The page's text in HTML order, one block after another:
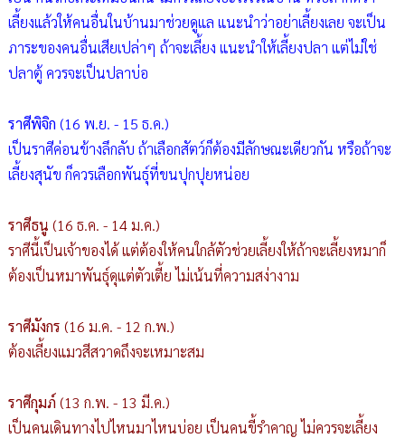
เลี้ยงแล้วให้คนอื่นในบ้านมาช่วยดูแล แนะนำว่าอย่าเลี้ยงเลย จะเป็น
ภาระของคนอื่นเสียเปล่าๆ ถ้าจะเลี้ยง แนะนำให้เลี้ยงปลา แต่ไม่ใช่
ปลาตู้ ควรจะเป็นปลาบ่อ
ราศีพิจิก (16 พ.ย. - 15 ธ.ค.)
เป็นราศีค่อนข้างลึกลับ ถ้าเลือกสัตว์ก็ต้องมีลักษณะเดียวกัน หรือถ้าจะ
เลี้ยงสุนัข ก็ควรเลือกพันธุ์ที่ขนปุกปุยหน่อย
ราศีธนู (16 ธ.ค. - 14 ม.ค.)
ราศีนี้เป็นเจ้าของได้ แต่ต้องให้คนใกล้ตัวช่วยเลี้ยงให้ถ้าจะเลี้ยงหมาก็
ต้องเป็นหมาพันธุ์ดุแต่ตัวเตี้ย ไม่เน้นที่ความสง่างาม
ราศีมังกร (16 ม.ค. - 12 ก.พ.)
ต้องเลี้ยงแมวสีสวาดถึงจะเหมาะสม
ราศีกุมภ์ (13 ก.พ. - 13 มี.ค.)
เป็นคนเดินทางไปไหนมาไหนบ่อย เป็นคนขี้รำคาญ ไม่ควรจะเลี้ยง